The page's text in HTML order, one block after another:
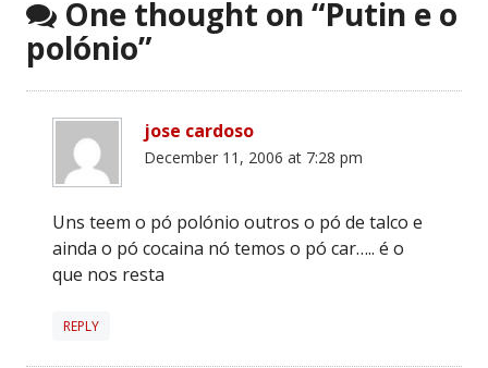
One thought on “Putin e o
polónio”
jose cardoso
December 11, 2006 at 7:28 pm
Uns teem o pó polónio outros o pó de talco e
ainda o pó cocaina nó temos o pó car….. é o
que nos resta
REPLY